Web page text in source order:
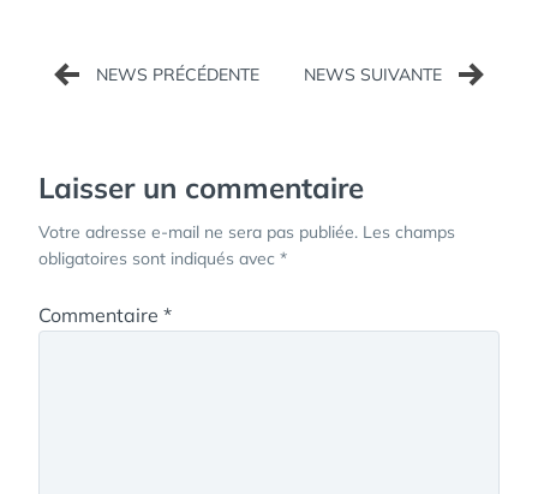
Navigation
de
Laisser un commentaire
Votre adresse e-mail ne sera pas publiée. Les champs
obligatoires sont indiqués avec *
Commentaire *